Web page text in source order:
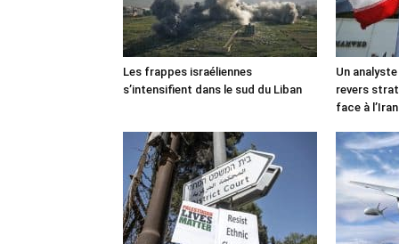
Les frappes israéliennes
s’intensifient dans le sud du Liban
Un
revers
face à l’Iran